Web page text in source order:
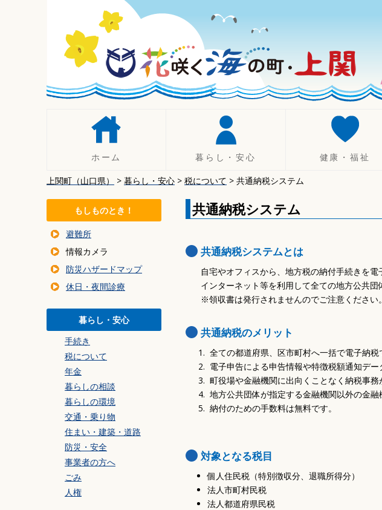
動
ホーム 暮らし・安心
人権
手続き
税について
暮らしの相談
暮らしの環境
交通・乗り物
防災・安全
健康・福祉
後期高齢者医療
介護保険
予防接種
上関町（山口県） > 暮らし・安心 > 税について > 共通納税システム
共通納税システム
共通納税システムとは
自宅やオフィスから、地方税の納付手続きを電
インターネット等を利用して全ての地方公共団
※領収書は発行されませんのでご注意ください
共通納税のメリット
全ての都道府県、区市町村へ一括で電子納税
電子申告による申告情報や特徴税額通知デー
町役場や金融機関に出向くことなく納税事務
地方公共団体が指定する金融機関以外の金融
納付のための手数料は無料です。
対象となる税目
個人住民税（特別徴収分、退職所得分）
法人市町村民税
法人都道府県民税
もしものとき！
避難所
情報カメラ
防災ハザードマップ
休日・夜間診療
暮らし・安心
手続き
税について
年金
暮らしの相談
暮らしの環境
交通・乗り物
住まい・建築・道路
防災・安全
事業者の方へ
ごみ
人権